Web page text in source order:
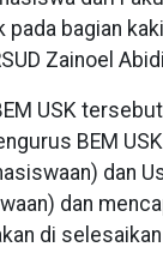
bagian
Zainoel
USK
BEM
dan
dan
di